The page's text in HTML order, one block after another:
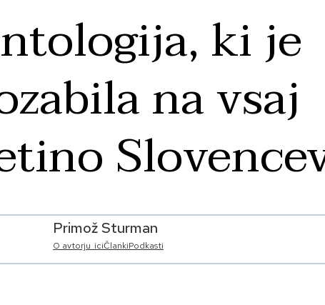
ki je
na vsaj
Primož Sturman
O avtorju_iciČlankiPodkasti